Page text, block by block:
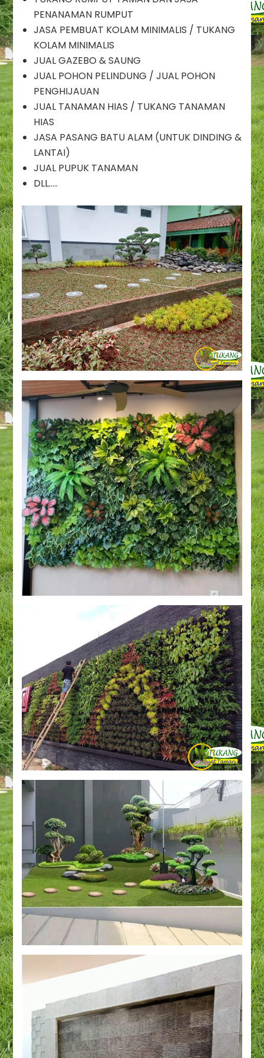
Jasa
Dekorasi
Taman
Pondok
/
Jasa
Renovasi
Taman
/
Jasa
Pembuatan
PENANAMAN RUMPUT
JASA PEMBUAT KOLAM MINIMALIS / TUKANG
KOLAM MINIMALIS
JUAL GAZEBO & SAUNG
JUAL POHON PELINDUNG / JUAL POHON
PENGHIJAUAN
JUAL TANAMAN HIAS / TUKANG TANAMAN
HIAS
JASA PASANG BATU ALAM (UNTUK DINDING &
LANTAI)
JUAL PUPUK TANAMAN
DLL…..